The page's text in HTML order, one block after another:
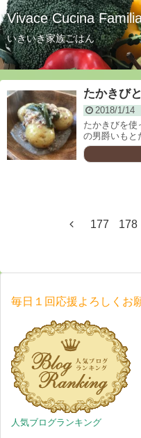
Vivace Cucina
いきいき家族ごはん
たかきび
2018/1/14
たかきびを使
の男爵いもと
177 178
毎日１回応援よろしくお
人気ブログランキング